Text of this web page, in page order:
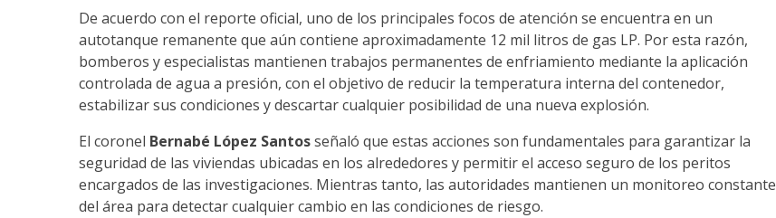
De acuerdo con el reporte oficial, uno de los principales focos de atención se encuentra en un
autotanque remanente que aún contiene aproximadamente 12 mil litros de gas LP. Por esta razón,
bomberos y especialistas mantienen trabajos permanentes de enfriamiento mediante la aplicación
controlada de agua a presión, con el objetivo de reducir la temperatura interna del contenedor,
estabilizar sus condiciones y descartar cualquier posibilidad de una nueva explosión.
El coronel Bernabé López Santosseñaló que estas acciones son fundamentales para garantizar la
seguridad de las viviendas ubicadas en los alrededores y permitir el acceso seguro de los peritos
encargados de las investigaciones. Mientras tanto, las autoridades mantienen un monitoreo constante
del área para detectar cualquier cambio en las condiciones de riesgo.